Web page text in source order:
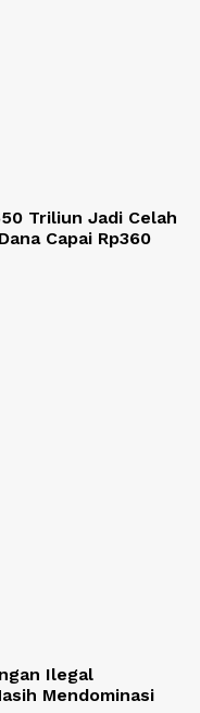
Triliun Jadi Celah
Capai Rp360
Ilegal
Mendominasi